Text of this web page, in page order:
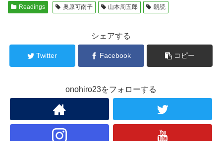
Readings 奥原可南子 山本周五郎 朗読
シェアする
Twitter Facebook コピー
onohiro23をフォローする